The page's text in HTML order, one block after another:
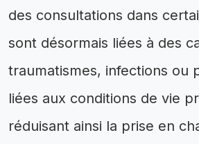
des consultations dans
sont désormais liées à des
traumatismes, infections ou
liées aux conditions de vie
réduisant ainsi la prise en